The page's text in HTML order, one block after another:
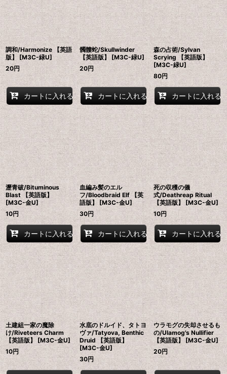
調和/Harmonize 【英語
版】 [M3C-緑U]
20円
カートに入れる
髑髏蛇/Skullwinder
【英語版】 [M3C-緑U]
20円
カートに入れる
森の占術/Sylvan
Scrying 【英語版】
[M3C-緑U]
80円
カートに入れる
瀝青破/Bituminous
Blast 【英語版】
[M3C-金U]
10円
カートに入れる
血編み髪のエル
フ/Bloodbraid Elf 【英
語版】 [M3C-金U]
30円
カートに入れる
死の収穫の儀
式/Deathreap Ritual
【英語版】 [M3C-金U]
10円
カートに入れる
土建組一家の魔除
け/Riveteers Charm
【英語版】 [M3C-金U]
10円
水底のドルイド、タトヨ
ヴァ/Tatyova, Benthic
Druid 【英語版】
[M3C-金U]
30円
ウラモグの失却させるも
の/Ulamog's Nullifier
【英語版】 [M3C-金U]
20円